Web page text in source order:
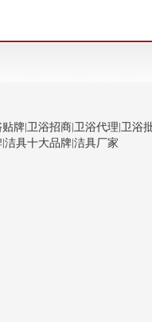
牌|卫浴招商|卫浴代理|卫浴
|洁具十大品牌|洁具厂家